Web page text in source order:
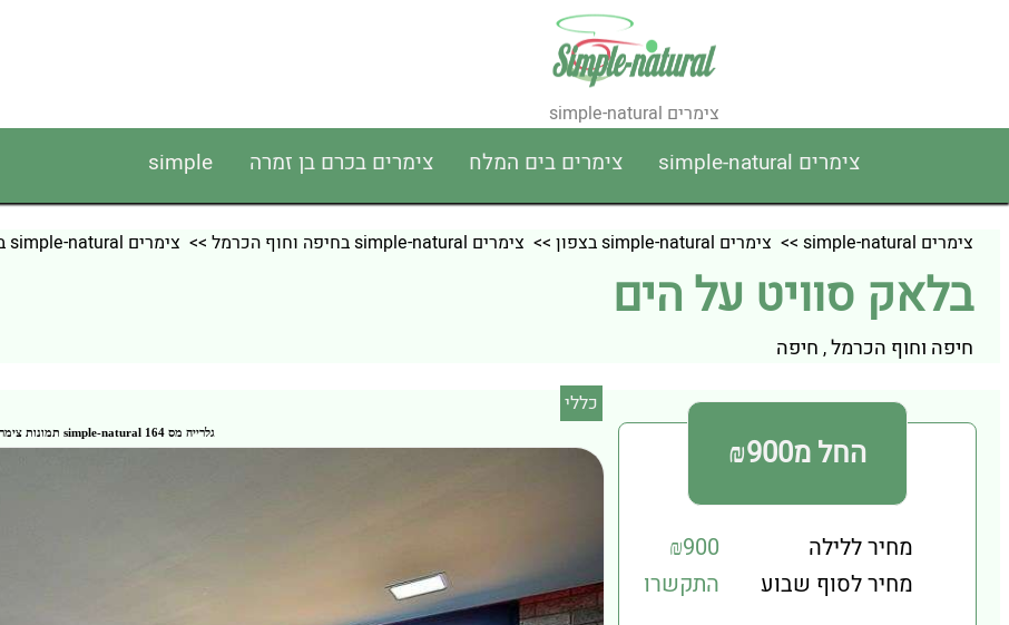
צימרים simple-natural
צימרים simple-natural צימרים בים המלח צימרים בכרם בן זמרה simple
צימרים simple-natural >> צימרים simple-natural בצפון >> צימרים simple-natural בחיפה וחוף הכרמל >> צימרים simple-natural בחיפה
בלאק סוויט על הים
חיפה וחוף הכרמל, חיפה
החל מ₪900
מחיר ללילה
₪900
מחיר לסוף שבוע
התקשרו
כללי